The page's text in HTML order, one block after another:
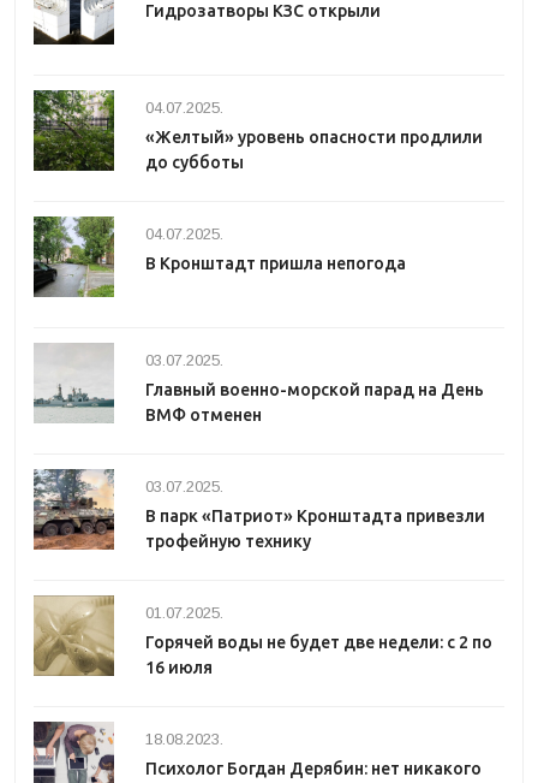
Гидрозатворы КЗС открыли
04.07.2025.
«Желтый» уровень опасности продлили
до субботы
04.07.2025.
В Кронштадт пришла непогода
03.07.2025.
Главный военно-морской парад на День
ВМФ отменен
03.07.2025.
В парк «Патриот» Кронштадта привезли
трофейную технику
01.07.2025.
Горячей воды не будет две недели: с 2 по
16 июля
18.08.2023.
Психолог Богдан Дерябин: нет никакого